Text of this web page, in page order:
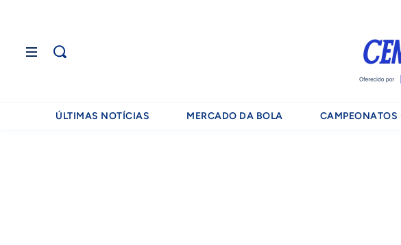
ÚLTIMAS NOTÍCIAS MERCADO DA BOLA CAMPEONATOS